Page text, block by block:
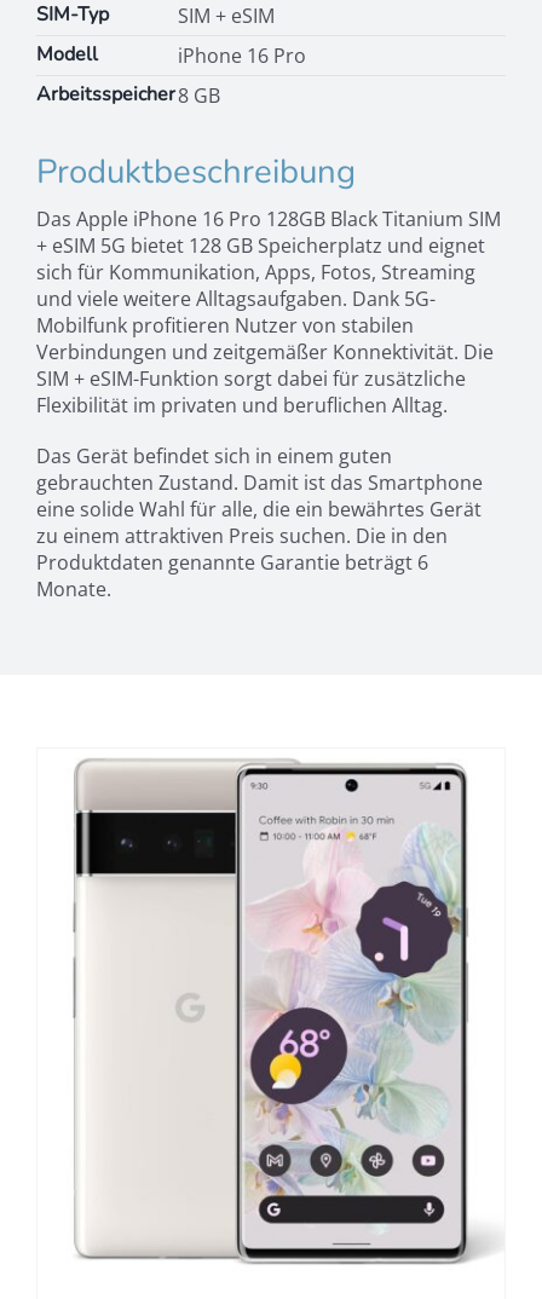
SIM-Typ
SIM + eSIM
Modell
iPhone 16 Pro
Arbeitsspeicher8 GB
Produktbeschreibung
Das Apple iPhone 16 Pro 128GB Black Titanium SIM
+ eSIM 5G bietet 128 GB Speicherplatz und eignet
sich für Kommunikation, Apps, Fotos, Streaming
und viele weitere Alltagsaufgaben. Dank 5G-
Mobilfunk profitieren Nutzer von stabilen
Verbindungen und zeitgemäßer Konnektivität. Die
SIM + eSIM-Funktion sorgt dabei für zusätzliche
Flexibilität im privaten und beruflichen Alltag.
Das Gerät befindet sich in einem guten
gebrauchten Zustand. Damit ist das Smartphone
eine solide Wahl für alle, die ein bewährtes Gerät
zu einem attraktiven Preis suchen. Die in den
Produktdaten genannte Garantie beträgt 6
Monate.